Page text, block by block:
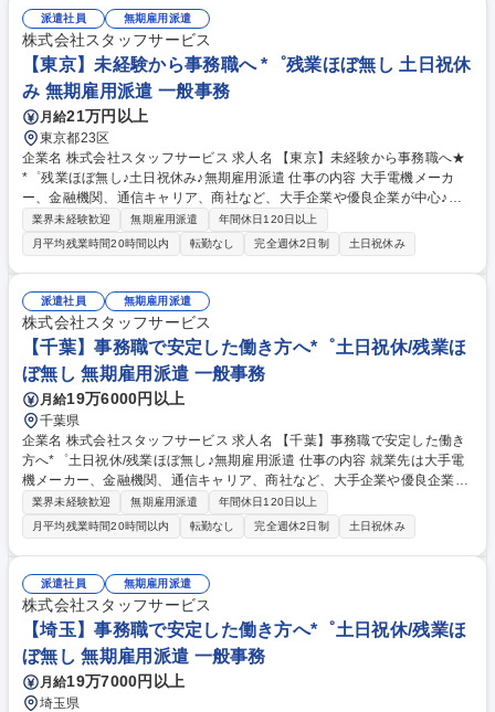
派遣社員 無期雇用派遣
株式会社スタッフサービス
【東京】未経験から事務職へ *゜残業ほぼ無し 土日祝休
み 無期雇用派遣 一般事務
月給21万円以上
東京都23区
企業名 株式会社スタッフサービス 求人名 【東京】未経験から事務職へ★
*゜残業ほぼ無し♪土日祝休み♪無期雇用派遣 仕事の内容 大手電機メーカ
ー、金融機関、通信キャリア、商社など、大手企業や優良企業が中心♪ス
タッフサービスのミラエール社員として入社し、当社の契約企業でオフィ
スワークを担当していただきます。 ◇具体的な業務例◇ ・PCによるデー
タ入力集計 ・各種資料作成 ・伝票整理、経理補助 ・電話やメールの対応
・受発注業務のサポートなど ◇担当職種例◇ 一般事務、人事事務、総務
事務、経理事務、貿易事務、金融事務、英文事務、受付、データ入力、事
務アシスタント、経理アシスタント、採用アシスタント、アシスタント事
務、人事・採用アシスタント など 募集職種 【東京】未経験から事務職へ
★*゜残業ほぼ無し♪土日祝休み♪無期雇用派遣
業界未経験歓迎 無期雇用派遣
年間休日120日以上
月平均残業時間20時間以内
転勤なし 完全週休2日制 土日祝休み
派遣社員 無期雇用派遣
株式会社スタッフサービス
【千葉】事務職で安定した働き方へ*゜土日祝休/残業ほ
ぼ無し 無期雇用派遣 一般事務
月給19万6000円以上
千葉県
企業名 株式会社スタッフサービス 求人名 【千葉】事務職で安定した働き
方へ*゜土日祝休/残業ほぼ無し♪無期雇用派遣 仕事の内容 就業先は大手電
機メーカー、金融機関、通信キャリア、商社など、大手企業や優良企業が
中心♪スタッフサービスのミラエール社員として入社し、当社の契約企業
でオフィスワークを担当していただきます。 ◇具体的な業務例◇ ・PCに
よるデータ入力集計 ・各種資料作成 ・伝票整理、経理補助 ・電話やメー
ルの対応 ・受発注業務のサポートなど ◇担当職種例◇ 一般事務、人事事
務、総務事務、経理事務、貿易事務、金融事務、英文事務、受付、データ
入力、事務アシスタント、経理アシスタント、採用アシスタント、アシス
タント事務、人事・採用アシスタント など 募集職種 【千葉】事務職で安
定した働き方へ*゜土日祝休/残業ほぼ無し♪無期雇用派遣
業界未経験歓迎 無期雇用派遣
年間休日120日以上
月平均残業時間20時間以内
転勤なし 完全週休2日制 土日祝休み
派遣社員 無期雇用派遣
株式会社スタッフサービス
【埼玉】事務職で安定した働き方へ*゜土日祝休/残業ほ
ぼ無し 無期雇用派遣 一般事務
月給19万7000円以上
埼玉県